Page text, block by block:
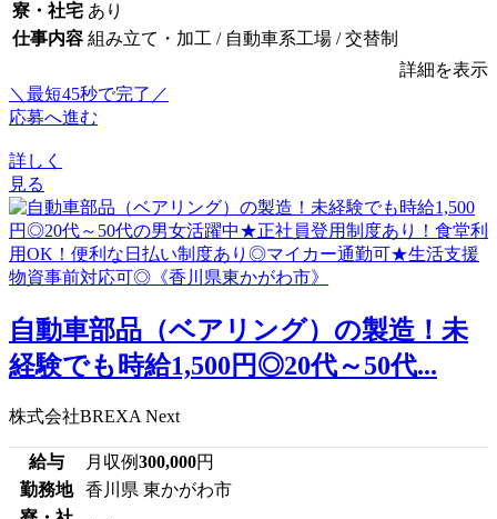
寮・社宅 あり
仕事内容 組み立て・加工 / 自動車系工場 / 交替制
詳細を表示
＼最短45秒で完了／
応募へ進む
詳しく
見る
自動車部品（ベアリング）の製造！未
経験でも時給1,500円◎20代～50代...
株式会社BREXA Next
給与 月収例300,000円
勤務地
香川県 東かがわ市